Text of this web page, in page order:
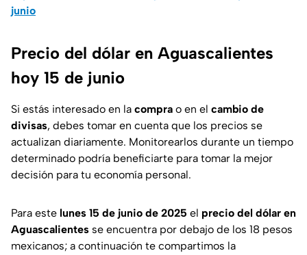
junio
Precio del dólar en Aguascalientes
hoy 15 de junio
Si estás interesado en la compra o en el cambio de
divisas, debes tomar en cuenta que los precios se
actualizan diariamente. Monitorearlos durante un tiempo
determinado podría beneficiarte para tomar la mejor
decisión para tu economía personal.
Para este lunes 15 de junio de 2025 el precio del dólar en
Aguascalientes se encuentra por debajo de los 18 pesos
mexicanos; a continuación te compartimos la